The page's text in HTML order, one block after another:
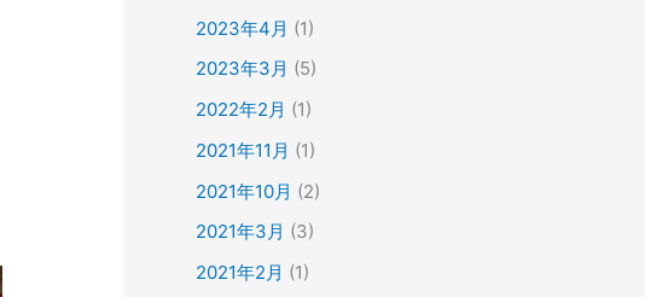
2023年4月 (1)
2023年3月 (5)
2022年2月 (1)
2021年11月 (1)
2021年10月 (2)
2021年3月 (3)
2021年2月 (1)